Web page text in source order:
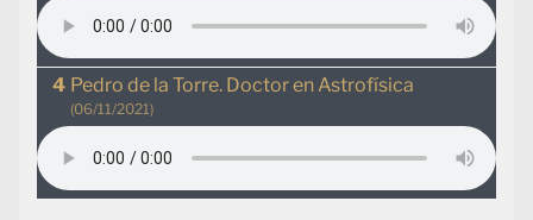
Pedro de la Torre. Doctor en Astrofísica
(06/11/2021)